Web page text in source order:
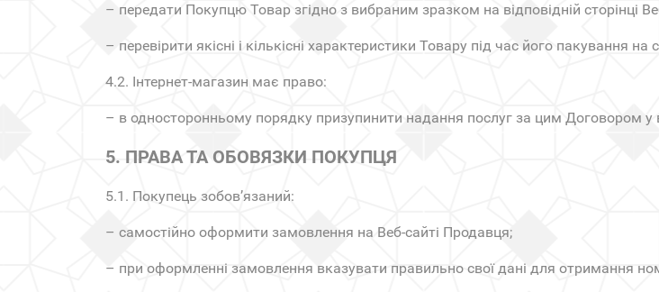
– передати Покупцю Товар згідно з вибраним зразком на відповідній
– перевірити якісні і кількісні характеристики Товару під час його пакування на
4.2. Інтернет-магазин має право:
– в односторонньому порядку призупинити надання послуг за цим Договором
5. ПРАВА ТА ОБОВЯЗКИ ПОКУПЦЯ
5.1. Покупець зобов’язаний:
– самостійно оформити замовлення на Веб-сайті Продавця;
– при оформленні замовлення вказувати правильно свої дані для отримання